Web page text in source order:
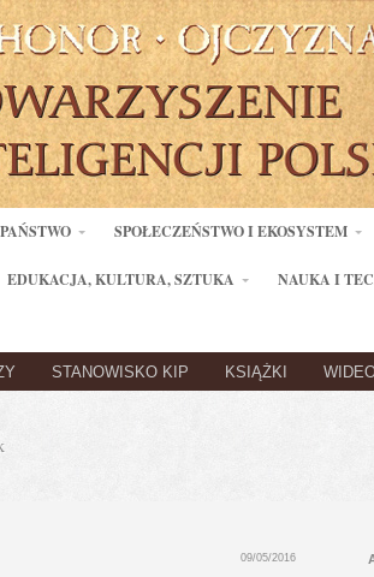
SPOŁECZEŃSTWO I EKOSYSTEM
EDUKACJA, KULTURA, SZTUKA NAUKA I
STANOWISKO KIP KSIĄŻKI
09/05/2016